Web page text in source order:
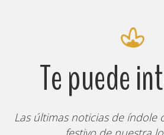
Te puede
Las últimas noticias de índole